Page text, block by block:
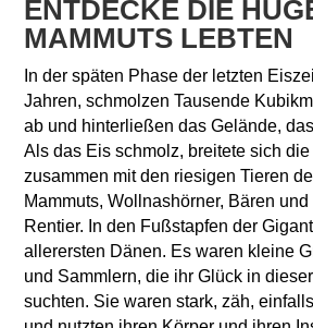
ENTDECKE DIE
MAMMUTS LEBTEN
In der späten Phase der letzten
Jahren, schmolzen Tausende
ab und hinterließen das Gelände,
Als das Eis schmolz, breitete sich die
zusammen mit den riesigen Tieren
Mammuts, Wollnashörner, Bären
Rentier. In den Fußstapfen der
allerersten Dänen. Es waren kleine
und Sammlern, die ihr Glück in
suchten. Sie waren stark, zäh,